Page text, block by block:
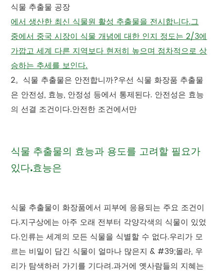
식물 추출물 공장
에서 생산한 최신 식물원 활성 추출물을 전시합니다.그
중에서 중국 시장이 식물 개념에 대한 인지 정도는 2/3에
가깝고 세계 다른 지역보다 현저히 높으며 점차적으로 상
승하는 추세를 보인다.
2。식물 추출물은 안전합니까?우선 식물 화장품 추출물
은 안전성, 효능, 안정성 등에서 통제된다. 안전성은 효능
의 선결 조건이다.안전한 조건에서만
식물 추출물의 효능과 용도를 고려할 필요가
있다.효능은
식물 추출물이 화장품에서 피부에 응용되는 주요 조건이
다.지구상에는 아주 오래 전부터 각양각색의 식물이 있었
다.인류는 세계의 모든 식물을 식별할 수 없다.우리가 모
르는 비밀이 담긴 식물이 얼마나 많은지 & #39;몰라, 우
리가 탐색하러 가기를 기다려.과거에 옛사람들의 지혜는